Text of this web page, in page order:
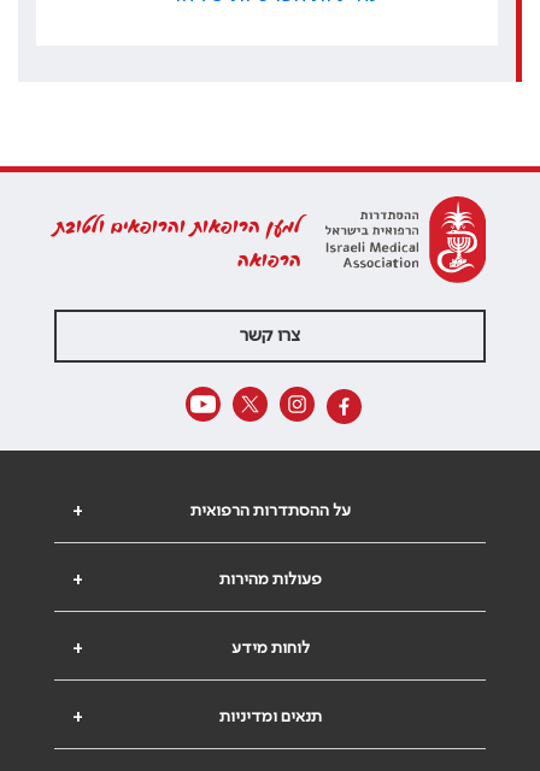
למען הרופאות והרופאים ולטובת
הרפואה
צרו קשר
+ על ההסתדרות הרפואית
+ פעולות מהירות
+ לוחות מידע
+ תנאים ומדיניות